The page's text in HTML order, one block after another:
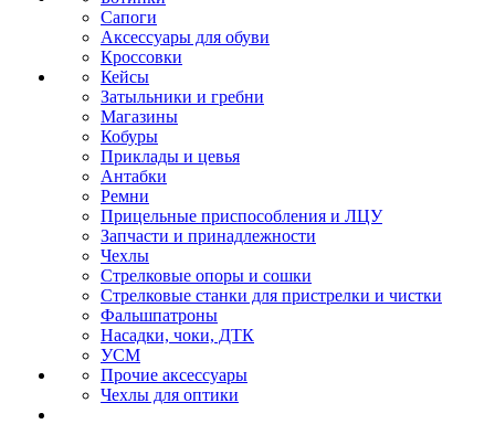
Сапоги
Аксессуары для обуви
Кроссовки
Кейсы
Затыльники и гребни
Магазины
Кобуры
Приклады и цевья
Антабки
Ремни
Прицельные приспособления и ЛЦУ
Запчасти и принадлежности
Чехлы
Стрелковые опоры и сошки
Стрелковые станки для пристрелки и чистки
Фальшпатроны
Насадки, чоки, ДТК
УСМ
Прочие аксессуары
Чехлы для оптики